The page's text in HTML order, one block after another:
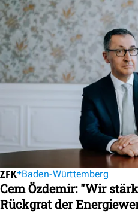
Baden-Württemberg
Cem Özdemir: "Wir
Rückgrat der